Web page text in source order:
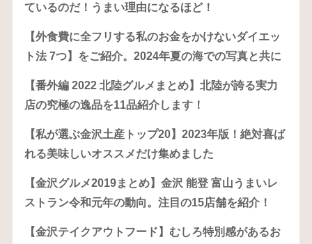
ているのだ！うまい理由になるほど！
【外食費に全フリする私のお金をかけないダイエッ
ト法 7つ】をご紹介。2024年夏の海での写真と共に
【番外編 2022 北陸グルメまとめ】北陸が誇る実力
店の究極の逸品を11品紹介します！
【私が選ぶ金沢土産トップ20】2023年版！絶対喜ば
れる美味しいオススメだけ集めました
【金沢グルメ2019まとめ】金沢 能登 富山うまいレ
ストラン令和元年の動向。注目の15店舗を紹介！
【金沢テイクアウトフード】むしろ特別感があるお